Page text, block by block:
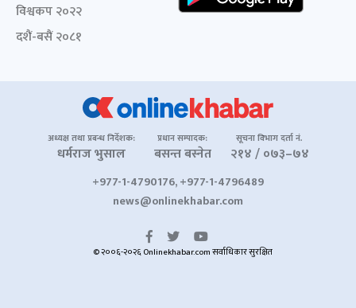
विश्वकप २०२२
दशैं-बसैं २०८१
अध्यक्ष तथा प्रबन्ध निर्देशक:
धर्मराज भुसाल
प्रधान सम्पादक:
बसन्त बस्नेत
सूचना विभाग दर्ता नं.
२१४ / ०७३–७४
+977-1-4790176, +977-1-4796489
news@onlinekhabar.com
© २००६-२०२६ Onlinekhabar.com सर्वाधिकार सुरक्षित